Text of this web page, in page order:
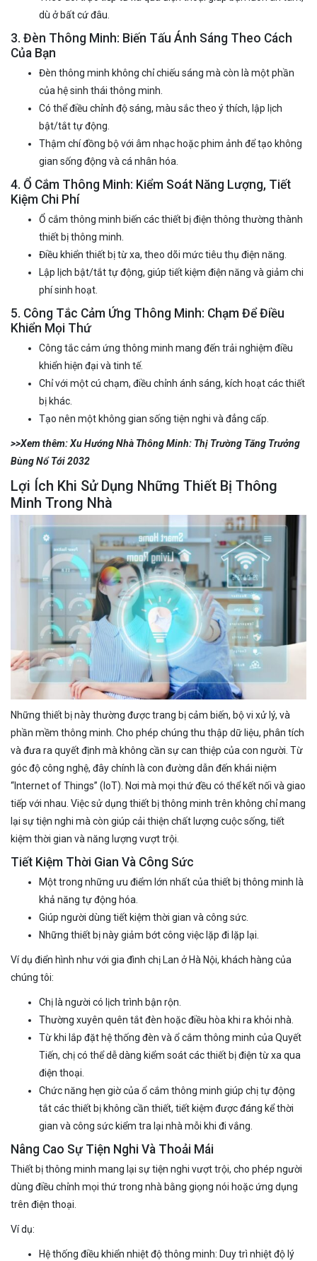
dù ở bất cứ đâu.
3. Đèn Thông Minh: Biến Tấu Ánh Sáng Theo Cách
Của Bạn
Đèn thông minh không chỉ chiếu sáng mà còn là một phần
của hệ sinh thái thông minh.
Có thể điều chỉnh độ sáng, màu sắc theo ý thích, lập lịch
bật/tắt tự động.
Thậm chí đồng bộ với âm nhạc hoặc phim ảnh để tạo không
gian sống động và cá nhân hóa.
4. Ổ Cắm Thông Minh: Kiểm Soát Năng Lượng, Tiết
Kiệm Chi Phí
Ổ cắm thông minh biến các thiết bị điện thông thường thành
thiết bị thông minh.
Điều khiển thiết bị từ xa, theo dõi mức tiêu thụ điện năng.
Lập lịch bật/tắt tự động, giúp tiết kiệm điện năng và giảm chi
phí sinh hoạt.
5. Công Tắc Cảm Ứng Thông Minh: Chạm Để Điều
Khiển Mọi Thứ
Công tắc cảm ứng thông minh mang đến trải nghiệm điều
khiển hiện đại và tinh tế.
Chỉ với một cú chạm, điều chỉnh ánh sáng, kích hoạt các thiết
bị khác.
Tạo nên một không gian sống tiện nghi và đẳng cấp.
>>Xem thêm:Xu Hướng Nhà Thông Minh: Thị Trường Tăng Trưởng
Bùng Nổ Tới 2032
Lợi Ích Khi Sử Dụng Những Thiết Bị Thông
Minh Trong Nhà
Những thiết bị này thường được trang bị cảm biến, bộ vi xử lý, và
phần mềm thông minh. Cho phép chúng thu thập dữ liệu, phân tích
và đưa ra quyết định mà không cần sự can thiệp của con người. Từ
góc độ công nghệ, đây chính là con đường dẫn đến khái niệm
“Internet of Things” (IoT). Nơi mà mọi thứ đều có thể kết nối và giao
tiếp với nhau. Việc sử dụng thiết bị thông minh trên không chỉ mang
lại sự tiện nghi mà còn giúp cải thiện chất lượng cuộc sống, tiết
kiệm thời gian và năng lượng vượt trội.
Tiết Kiệm Thời Gian Và Công Sức
Một trong những ưu điểm lớn nhất của thiết bị thông minh là
khả năng tự động hóa.
Giúp người dùng tiết kiệm thời gian và công sức.
Những thiết bị này giảm bớt công việc lặp đi lặp lại.
Ví dụ điển hình như với gia đình chị Lan ở Hà Nội, khách hàng của
chúng tôi:
Chị là người có lịch trình bận rộn.
Thường xuyên quên tắt đèn hoặc điều hòa khi ra khỏi nhà.
Từ khi lắp đặt hệ thống đèn và ổ cắm thông minh của Quyết
Tiến, chị có thể dễ dàng kiểm soát các thiết bị điện từ xa qua
điện thoại.
Chức năng hẹn giờ của ổ cắm thông minh giúp chị tự động
tắt các thiết bị không cần thiết, tiết kiệm được đáng kể thời
gian và công sức kiểm tra lại nhà mỗi khi đi vắng.
Nâng Cao Sự Tiện Nghi Và Thoải Mái
Thiết bị thông minh mang lại sự tiện nghi vượt trội, cho phép người
dùng điều chỉnh mọi thứ trong nhà bằng giọng nói hoặc ứng dụng
trên điện thoại.
Ví dụ:
Hệ thống điều khiển nhiệt độ thông minh: Duy trì nhiệt độ lý